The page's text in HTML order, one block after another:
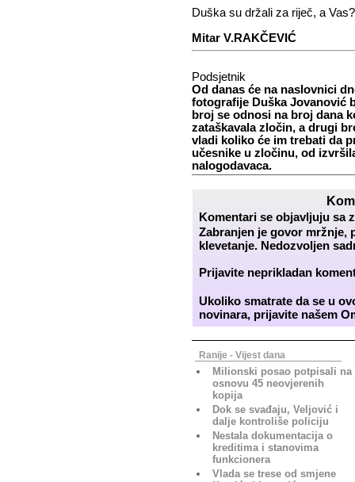
Duška su držali za riječ, a Vas?
Mitar V.RAKČEVIĆ
Podsjetnik
Od danas će na naslovnici
fotografije Duška Jovanović
broj se odnosi na broj dana
zataškavala zločin, a drugi
vladi koliko će im trebati da
učesnike u zločinu, od
nalogodavaca.
Komentari se objavljuju sa
Zabranjen je govor mržnje,
klevetanje. Nedozvoljen
Prijavite neprikladan
Ukoliko smatrate da se u
novinara, prijavite našem
Ranije - Vijest dana
Milionski posao potpisali na
osnovu 45 neovjerenih
kopija
Dok se svađaju, Veljović i
dalje kontroliše policiju
Nestala dokumentacija o
kreditima i stanovima
funkcionera
Vlada se trese od smjene